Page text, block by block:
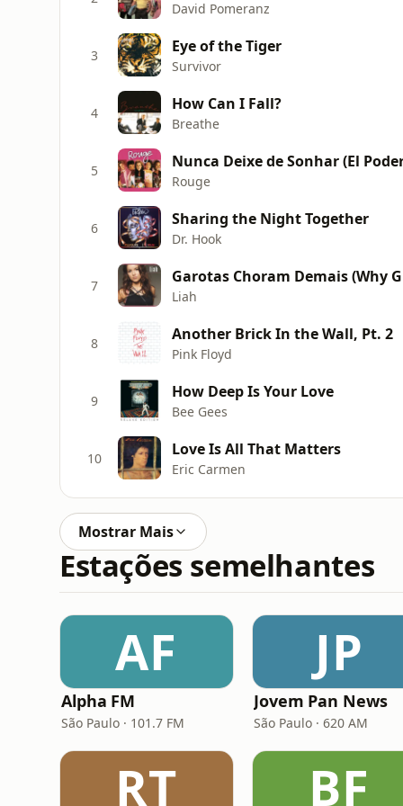
David Pomeranz
3 Eye of the Tiger
Survivor
4 How Can I Fall?
Breathe
5 Nunca Deixe de Sonhar (El
Rouge
6 Sharing the Night Together
Dr. Hook
7 Garotas Choram Demais (Why
Liah
8 Another Brick In the Wall, Pt. 2
Pink Floyd
9 How Deep Is Your Love
Bee Gees
10 Love Is All That Matters
Eric Carmen
Mostrar Mais
Estações semelhantes
AF
Alpha FM
São Paulo · 101.7 FM
JP
Jovem Pan News
São Paulo · 620 AM
RT BF